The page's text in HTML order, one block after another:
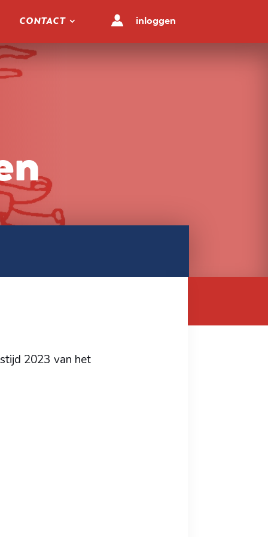
CONTACT inloggen
2023 van het